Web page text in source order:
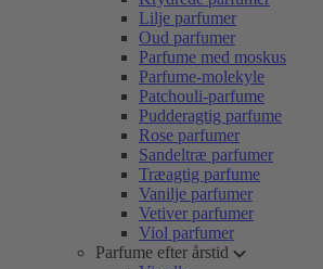
Lilje parfumer
Oud parfumer
Parfume med moskus
Parfume-molekyle
Patchouli-parfume
Pudderagtig parfume
Rose parfumer
Sandeltræ parfumer
Træagtig parfume
Vanilje parfumer
Vetiver parfumer
Viol parfumer
Parfume efter årstid